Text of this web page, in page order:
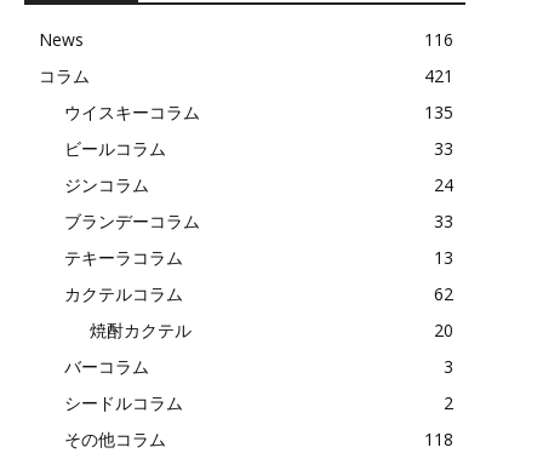
News
116
コラム
421
ウイスキーコラム
135
ビールコラム
33
ジンコラム
24
ブランデーコラム
33
テキーラコラム
13
カクテルコラム
62
焼酎カクテル
20
バーコラム
3
シードルコラム
2
その他コラム
118